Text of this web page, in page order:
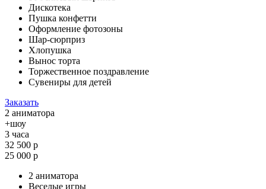
Дискотека
Пушка конфетти
Оформление фотозоны
Шар-сюрприз
Хлопушка
Вынос торта
Торжественное поздравление
Сувениры для детей
Заказать
2 аниматора
+шоу
3 часа
32 500 р
25 000 р
2 аниматора
Веселые игры